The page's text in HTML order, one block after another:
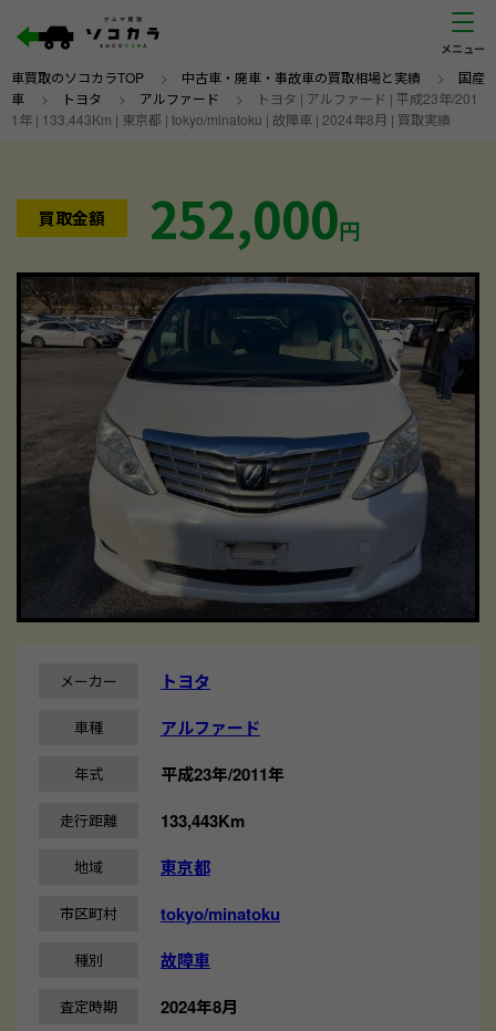
車買取のソコカラTOP > 中古車・廃車・事故車の買取相場と実績 > 国産
車 > トヨタ > アルファード >
トヨタ | アルファード | 平成23年/201
1年 | 133,443Km | 東京都 | tokyo/minatoku | 故障車 | 2024年8月 | 買取実績
買取金額 252,000円
メーカー トヨタ
車種 アルファード
年式 平成23年/2011年
走行距離 133,443Km
地域 東京都
市区町村 tokyo/minatoku
種別 故障車
査定時期 2024年8月